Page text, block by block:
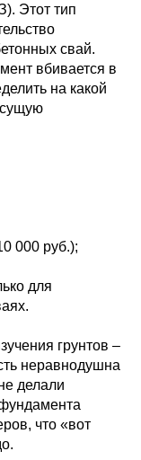
Этот тип
свай.
вбивается в
на какой
000 руб.);
для
грунтов –
неравнодушна
делали
что «вот